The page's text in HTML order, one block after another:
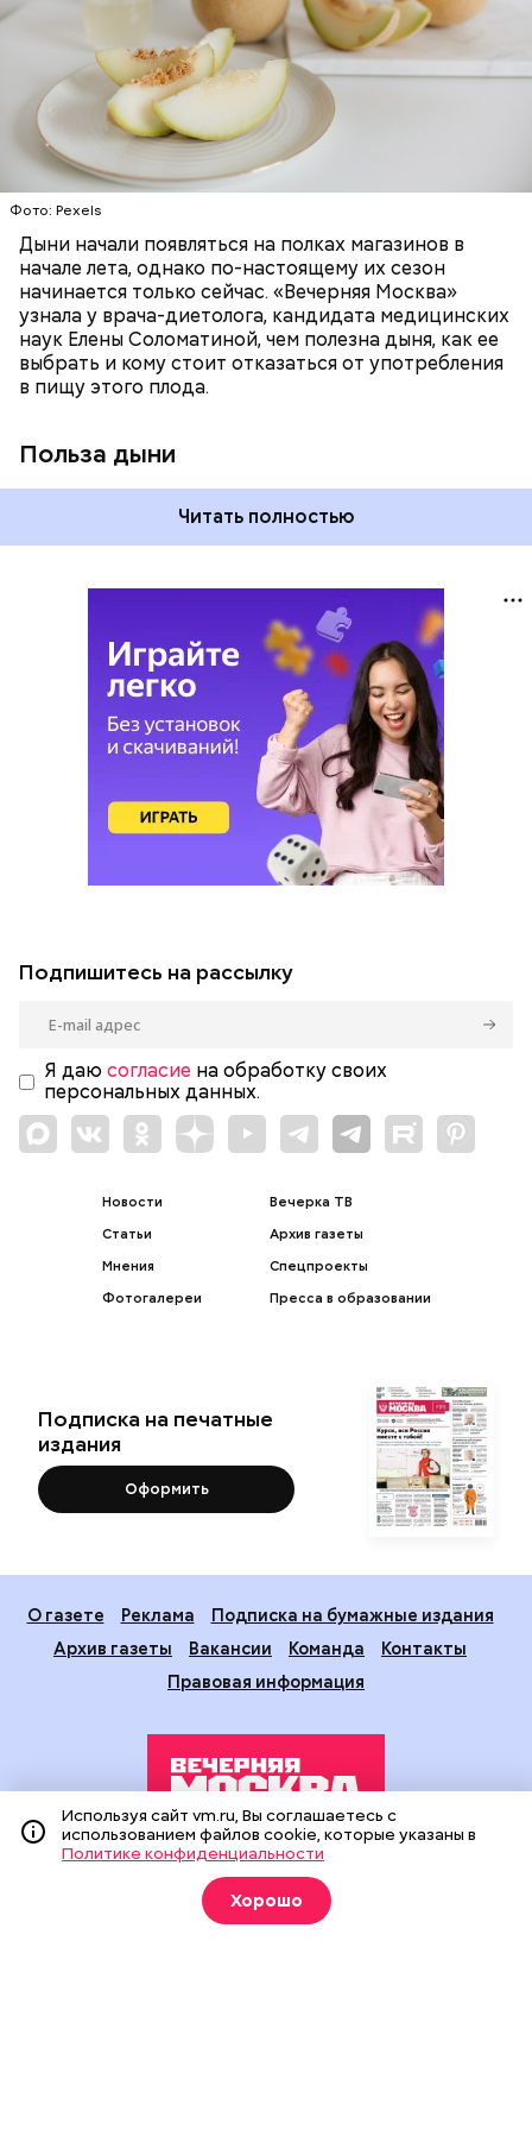
Фото: Pexels
Дыни начали появляться на полках магазинов в
начале лета, однако по-настоящему их сезон
начинается только сейчас. «Вечерняя Москва»
узнала у врача-диетолога, кандидата медицинских
наук Елены Соломатиной, чем полезна дыня, как ее
выбрать и кому стоит отказаться от употребления
в пищу этого плода.
Польза дыни
много энергии, чтобы ее усвоить, рассказала
доктор. Кроме того, этот плод богат витаминами и
минералами. Так, в дыне содержатся:
необходим для обновления кожи. Дыня
«делает пилинг изнутри», обновляет
слизистые оболочки органов. А еще именно
бета-каротин обеспечивает дыне желтый
лютеин и зеаксантин — эти каротиноиды
отлично поддерживают наше зрение;
калий — оказывает мочегонное действие,
поддерживает сердечно-сосудистую
систему и предотвращает скачки давления;
магний — помогает калию и не дает сосудам
спазмироваться.
Читать полностью
ЗДОРОВЬЕ
ПРАВИЛЬНОЕ ПИТАНИЕ
ОВОЩИ
ЛЕТО ФРУКТЫ
Подпишитесь на рассылку
Я даю согласие на обработку своих
персональных данных.
Новости
Статьи
Мнения
Фотогалереи
Вечерка ТВ
Архив газеты
Спецпроекты
Пресса в образовании
Подписка на печатные
издания
Оформить
О газете Реклама
Подписка на бумажные издания
Архив газеты
Вакансии Команда
Контакты
Правовая информация
Издание создано при финансовой поддержке Департамента
средств массовой информации и рекламы города Москвы.
На сайте применяются рекомендательные технологии
(информационные технологии предоставления информации
Используя сайт vm.ru, Вы соглашаетесь с
использованием файлов cookie, которые указаны в
Политике конфиденциальности
Хорошо